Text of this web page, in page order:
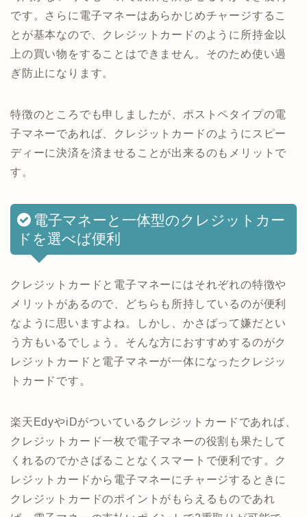
です。さらに電子マネーはあらかじめチャージするこ
とが基本なので、クレジットカードのように所持金以
上の買い物をすることはできません。そのため使い過
ぎ防止になります。
特徴のところでも申しましたが、ポストペタイプの電
子マネーであれば、クレジットカードのようにスピー
ディーに決済を済ませることが出来るのもメリットで
す。
電子マネーと一体型のクレジットカー
ドを選べば便利
クレジットカードと電子マネーにはそれぞれの特徴や
メリットがあるので、どちらも所持しているのが便利
なように思いますよね。しかし、かさばって嫌だとい
う方もいるでしょう。そんな方におすすめするのがク
レジットカードと電子マネーが一体になったクレジッ
トカードです。
楽天EdyやiDがついているクレジットカードであれば、
クレジットカード一枚で電子マネーの役割も果たして
くれるのでかさばることなくスマートで便利です。ク
レジットカードから電子マネーにチャージするときに
クレジットカードのポイントがもらえるものであれ